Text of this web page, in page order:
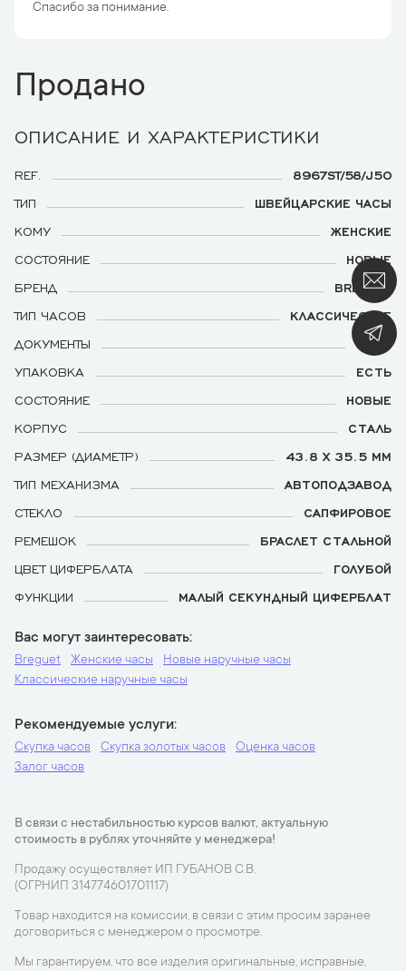
Спасибо за понимание.
Продано
ОПИСАНИЕ И ХАРАКТЕРИСТИКИ
REF.
8967ST/58/J50
ТИП
ШВЕЙЦАРСКИЕ ЧАСЫ
КОМУ
ЖЕНСКИЕ
СОСТОЯНИЕ
НОВЫЕ
БРЕНД
BREGUET
ТИП ЧАСОВ
КЛАССИЧЕСКИЕ
ДОКУМЕНТЫ
ЕСТЬ
УПАКОВКА
ЕСТЬ
СОСТОЯНИЕ
НОВЫЕ
КОРПУС
СТАЛЬ
РАЗМЕР (ДИАМЕТР)
43.8 X 35.5 ММ
ТИП МЕХАНИЗМА
АВТОПОДЗАВОД
СТЕКЛО
САПФИРОВОЕ
РЕМЕШОК
БРАСЛЕТ СТАЛЬНОЙ
ЦВЕТ ЦИФЕРБЛАТА
ГОЛУБОЙ
ФУНКЦИИ
МАЛЫЙ СЕКУНДНЫЙ ЦИФЕРБЛАТ
Вас могут заинтересовать
Breguet Женские часы
Новые наручные часы
Классические наручные часы
Рекомендуемые услуги
Скупка часов Скупка золотых часов
Оценка часов
Залог часов
В связи с нестабильностью курсов валют, актуальную
стоимость в рублях уточняйте у менеджера!
Продажу осуществляет ИП ГУБАНОВ С.В.
(ОГРНИП 314774601701117)
Товар находится на комиссии, в связи с этим просим заранее
договориться с менеджером о просмотре.
Мы гарантируем, что все изделия оригинальные, исправные,